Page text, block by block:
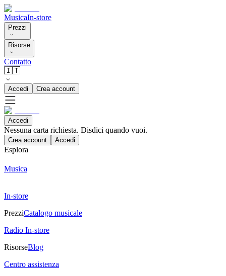
MusicaIn-store
Prezzi
Risorse
Contatto
🇮🇹
Accedi Crea account
Accedi
Nessuna carta richiesta. Disdici quando vuoi.
Crea account Accedi
Esplora
Musica
In-store
PrezziCatalogo musicale
Radio In-store
RisorseBlog
Centro assistenza